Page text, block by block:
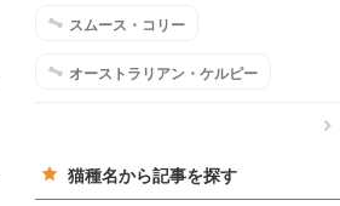
スムース・コリー
オーストラリアン・ケルピー
猫種名から記事を探す